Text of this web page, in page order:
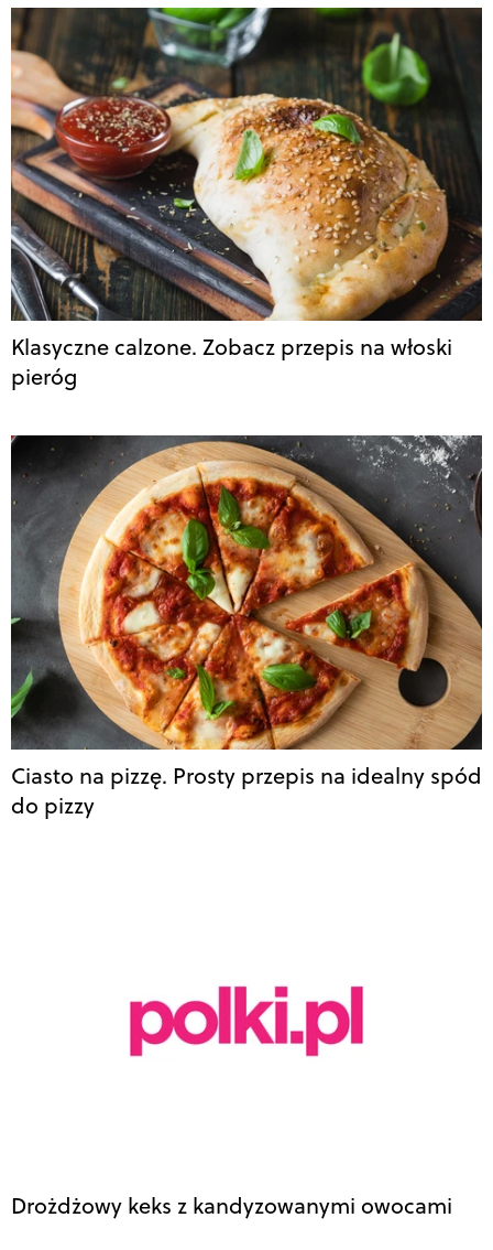
Klasyczne calzone. Zobacz przepis na włoski
pieróg
Ciasto na pizzę. Prosty przepis na idealny spód
do pizzy
Drożdżowy keks z kandyzowanymi owocami